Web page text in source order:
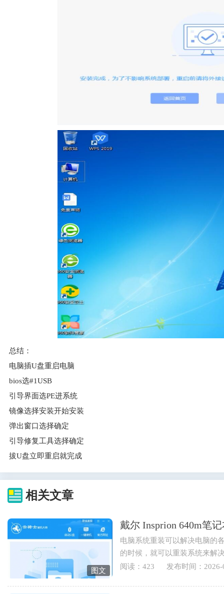
总结：
电脑插U盘重启电脑
bios选#1USB
引导界面选PE进系统
镜像选择安装开始安装
弹出窗口选择确定
引导修复工具选择确定
拔U盘立即重启就完成
相关文章
图文
戴尔 Insprion 640m笔
电脑系统重装可以解决电脑的
的时候，就可以重装系统来解
也可以重装电脑系统来实现...
阅读：423 发布时间：2026-